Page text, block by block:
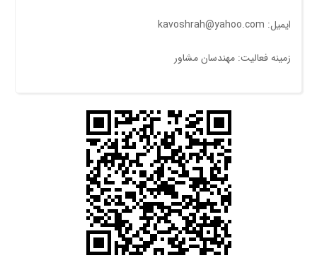
ایمیل: kavoshrah@yahoo.com
زمینه فعالیت: مهندسان مشاور